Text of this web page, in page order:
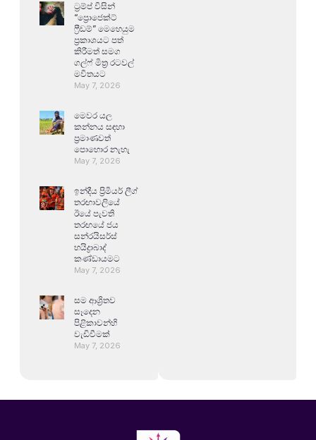
ට්‍රම්ප් විසින්
“ප්‍රොජෙක්ට්
ෆ්‍රීඩම්” මෙහෙයුම
ප්‍රකාශයට පත්
කිරීමත් සමග
ගල්ෆ් මිත්‍ර රටවල්
මවිතයට
May 7, 2026
මෙවර යල
කන්නය සඳහා
ප්‍රමාණවත්
පොහොර නැහැ
May 7, 2026
ඉන්දීය ප්‍රිමියර් ලීග්
තරඟාවලියේ
ඊයේ පැවති
තරඟයේ ජය
සන්රයිසර්ස්
හයිද්‍රාබාද්
කණ්ඩායමට
May 7, 2026
සම ආශ්‍රිතව
සෑදෙන
පිළිකාවන්හි
වැඩිවීමක්
May 7, 2026